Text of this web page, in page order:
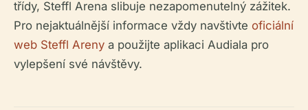
třídy, Steffl Arena slibuje nezapomenutelný zážitek.
Pro nejaktuálnější informace vždy navštivte oficiální
web Steffl Areny a použijte aplikaci Audiala pro
vylepšení své návštěvy.